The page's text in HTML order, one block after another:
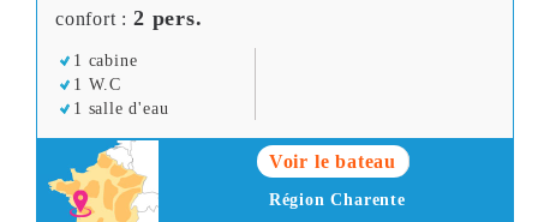
confort : 2 pers.
1 cabine
1 W.C
1 salle d'eau
Voir le bateau
Région Charente